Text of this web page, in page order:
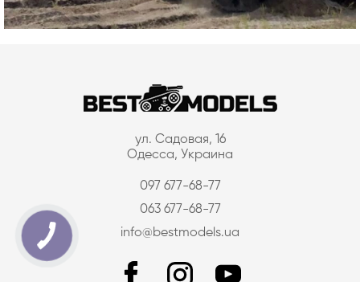
ул. Садовая, 16
Одесса, Украина
097 677-68-77
063 677-68-77
info@bestmodels.ua